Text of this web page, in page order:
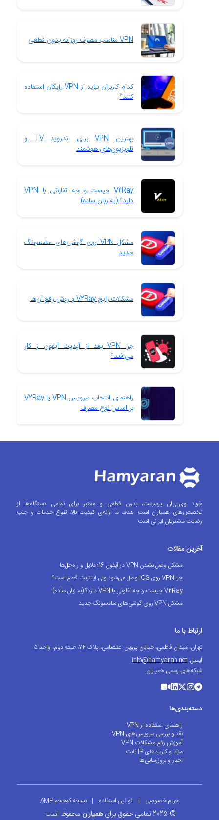
VPN مناسب مصرف روزانه بدون قطعی
کدام کاربران نباید از VPN رایگان استفاده
کنند؟
بهترین VPN برای اندروید TV و
تلویزیون‌های هوشمند
V2Ray چیست و چه تفاوتی با VPN
دارد؟ (به زبان ساده)
مشکل VPN روی گوشی‌های سامسونگ
جدید
مشکلات رایج V2Ray و روش رفع آن‌ها
چرا VPN بعد از آپدیت آیفون از کار
می‌افتد؟
راهنمای انتخاب سرویس VPN یا V2Ray
بر اساس نوع مصرف
خرید وی‌پی‌ان پرسرعت، بدون قطعی و معتبر برای تمامی دستگاه‌ها از
تخصص‌های همیاران است. هدف ما ارائه‌ی کیفیت بالا، تنوع خدمات و جلب
رضایت مشتریان ایرانی است.
آخرین مقالات
مشکل وصل نشدن VPN در آیفون 16؛ دلایل و راه‌حل‌ها
چرا VPN روی iOS وصل می‌شود ولی اینترنت قطع است؟
V2Ray چیست و چه تفاوتی با VPN دارد؟ (به زبان ساده)
مشکل VPN روی گوشی‌های سامسونگ جدید
ارتباط با ما
تهران، میدان فاطمی، خیابان پروین اعتصامی، پلاک ۷۴، طبقه دوم، واحد ۵
ایمیل:info@hamyaran.net
شبکه‌های رسمی همیاران
دسته‌بندی‌ها
راهنمای استفاده از VPN
نقد و بررسی سرویس‌های VPN
آموزش رفع مشکلات VPN
مزایا و کاربردهای IP ثابت
اخبار و بروزرسانی‌ها
حریم خصوصی | قوانین استفاده | نسخه کم‌حجم AMP
© 2025 تمامی حقوق برای همیاران محفوظ است.